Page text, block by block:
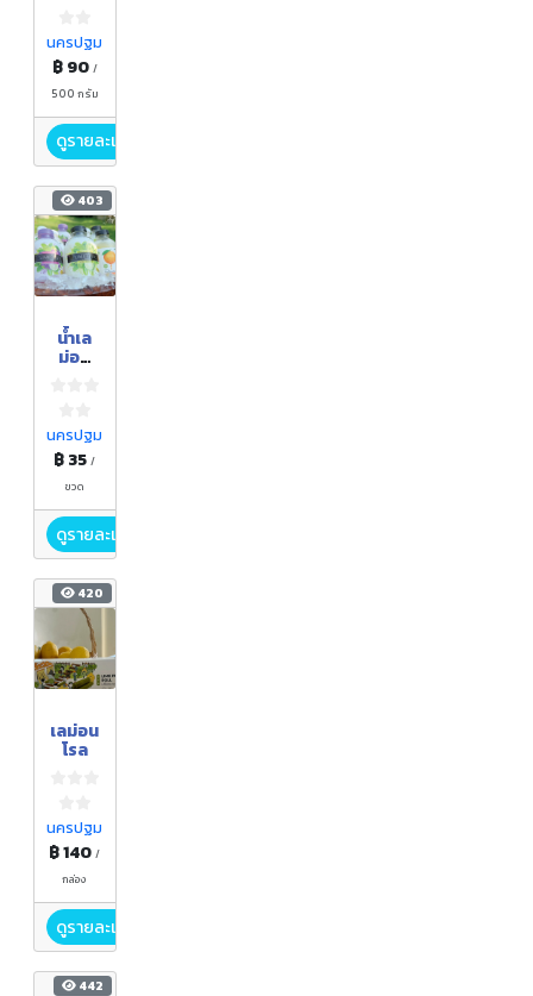
นครปฐม
฿ 90 /
500 กรัม
ดูรายละเอียด
403
น้ำเล
ม่อน
นครปฐม
฿ 35/
ขวด
ดูรายละเอียด
420
เลม่อน
โรล
นครปฐม
฿ 140/
กล่อง
ดูรายละเอียด
442